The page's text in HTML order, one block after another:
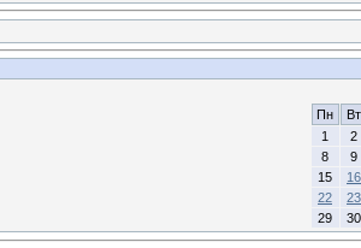
Пн
Вт
1
2
8
9
15
16
22
23
29
30